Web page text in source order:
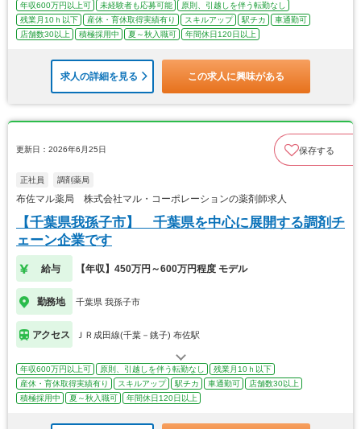
年収600万円以上可 未経験者も応募可能
原則、引越しを伴う転勤なし
残業月10ｈ以下
産休・育休取得実績有り スキルアップ 駅チカ
車通勤可
店舗数30以上
積極採用中 夏～秋入職可 年間休日120日以上
求人の詳細を見る この求人に興味がある
更新日：2026年6月25日 保存する
正社員 調剤薬局
布佐マル薬局 株式会社マル・コーポレーションの薬剤師求人
【千葉県我孫子市】 千葉県を中心に展開する調剤チ
ェーン企業です
給与 【年収】450万円～600万円程度 モデル
勤務地 千葉県 我孫子市
アクセス ＪＲ成田線(千葉－銚子) 布佐駅
年収600万円以上可 原則、引越しを伴う転勤なし
残業月10ｈ以下
産休・育休取得実績有り
スキルアップ 駅チカ 車通勤可
店舗数30以上
積極採用中
夏～秋入職可 年間休日120日以上